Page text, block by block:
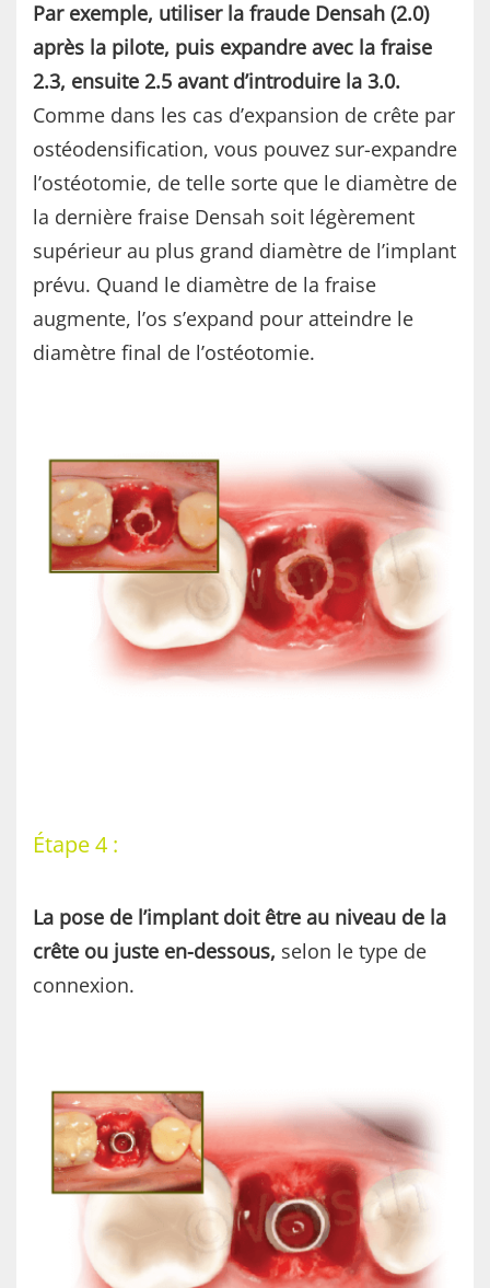
Par exemple, utiliser la fraude Densah (2.0)
après la pilote, puis expandre avec la fraise
2.3, ensuite 2.5 avant d’introduire la 3.0.
Comme dans les cas d’expansion de crête par
ostéodensification, vous pouvez sur-expandre
l’ostéotomie, de telle sorte que le diamètre de
la dernière fraise Densah soit légèrement
supérieur au plus grand diamètre de l’implant
prévu. Quand le diamètre de la fraise
augmente, l’os s’expand pour atteindre le
diamètre final de l’ostéotomie.
Étape 4 :
La pose de l’implant doit être au niveau de la
crête ou juste en-dessous, selon le type de
connexion.